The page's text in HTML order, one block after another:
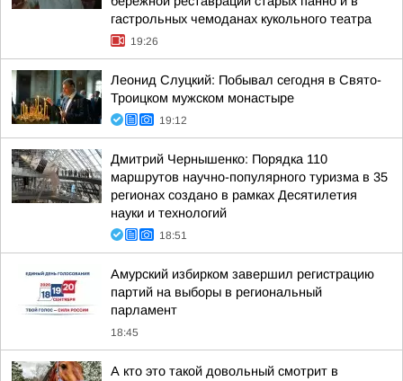
гастрольных чемоданах кукольного театра
19:26
Леонид Слуцкий: Побывал сегодня в Свято-
Троицком мужском монастыре
19:12
Дмитрий Чернышенко: Порядка 110
маршрутов научно-популярного туризма в 35
регионах создано в рамках Десятилетия
науки и технологий
18:51
Амурский избирком завершил регистрацию
партий на выборы в региональный
парламент
18:45
А кто это такой довольный смотрит в